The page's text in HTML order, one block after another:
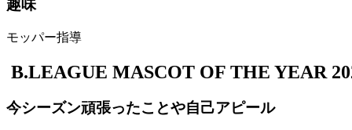
趣味
モッパー指導
B.LEAGUE MASCOT OF THE YEAR
今シーズン頑張ったことや自己アピール